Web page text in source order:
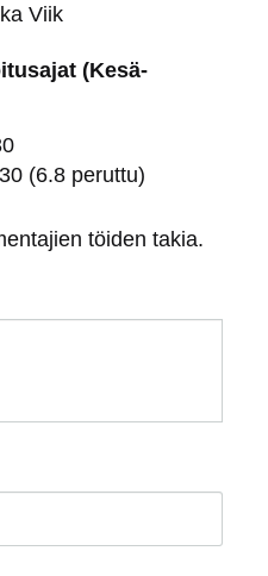
Viik
(Kesä-
(6.8 peruttu)
töiden takia.